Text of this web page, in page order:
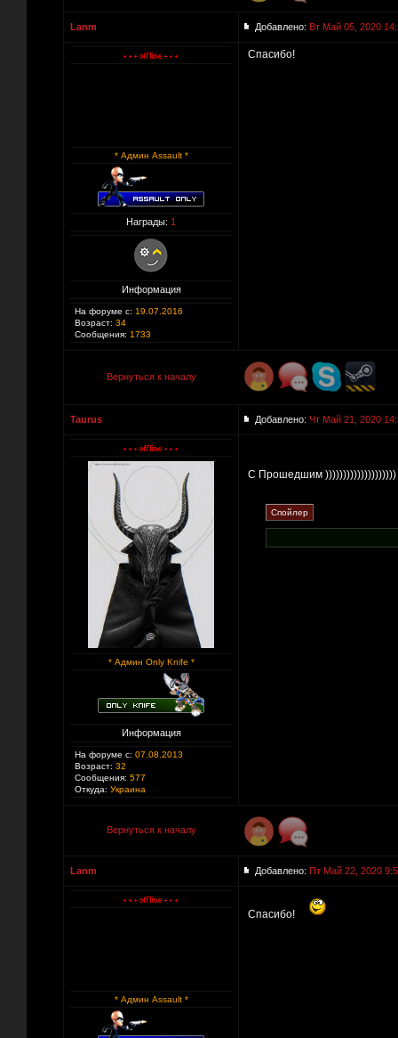
Lanm Добавлено: Вт Май 05, 2020
* Админ Assault *
Награды: 1
Информация
На форуме с: 19.07.2016
Возраст: 34
Сообщения: 1733
Спасибо!
Вернуться к началу
Taurus Добавлено: Чт Май 21, 2020
* Админ Only Knife *
Информация
На форуме с: 07.08.2013
Возраст: 32
Сообщения: 577
Откуда: Украина
С Прошедшим ))))))))))))))))))))
Вернуться к началу
Lanm Добавлено: Пт Май 22, 2020
* Админ Assault *
Спасибо!